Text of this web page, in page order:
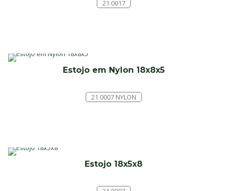
21.0017
Estojo em Nylon 18x8x5
21.0007 NYLON
Estojo 18x5x8